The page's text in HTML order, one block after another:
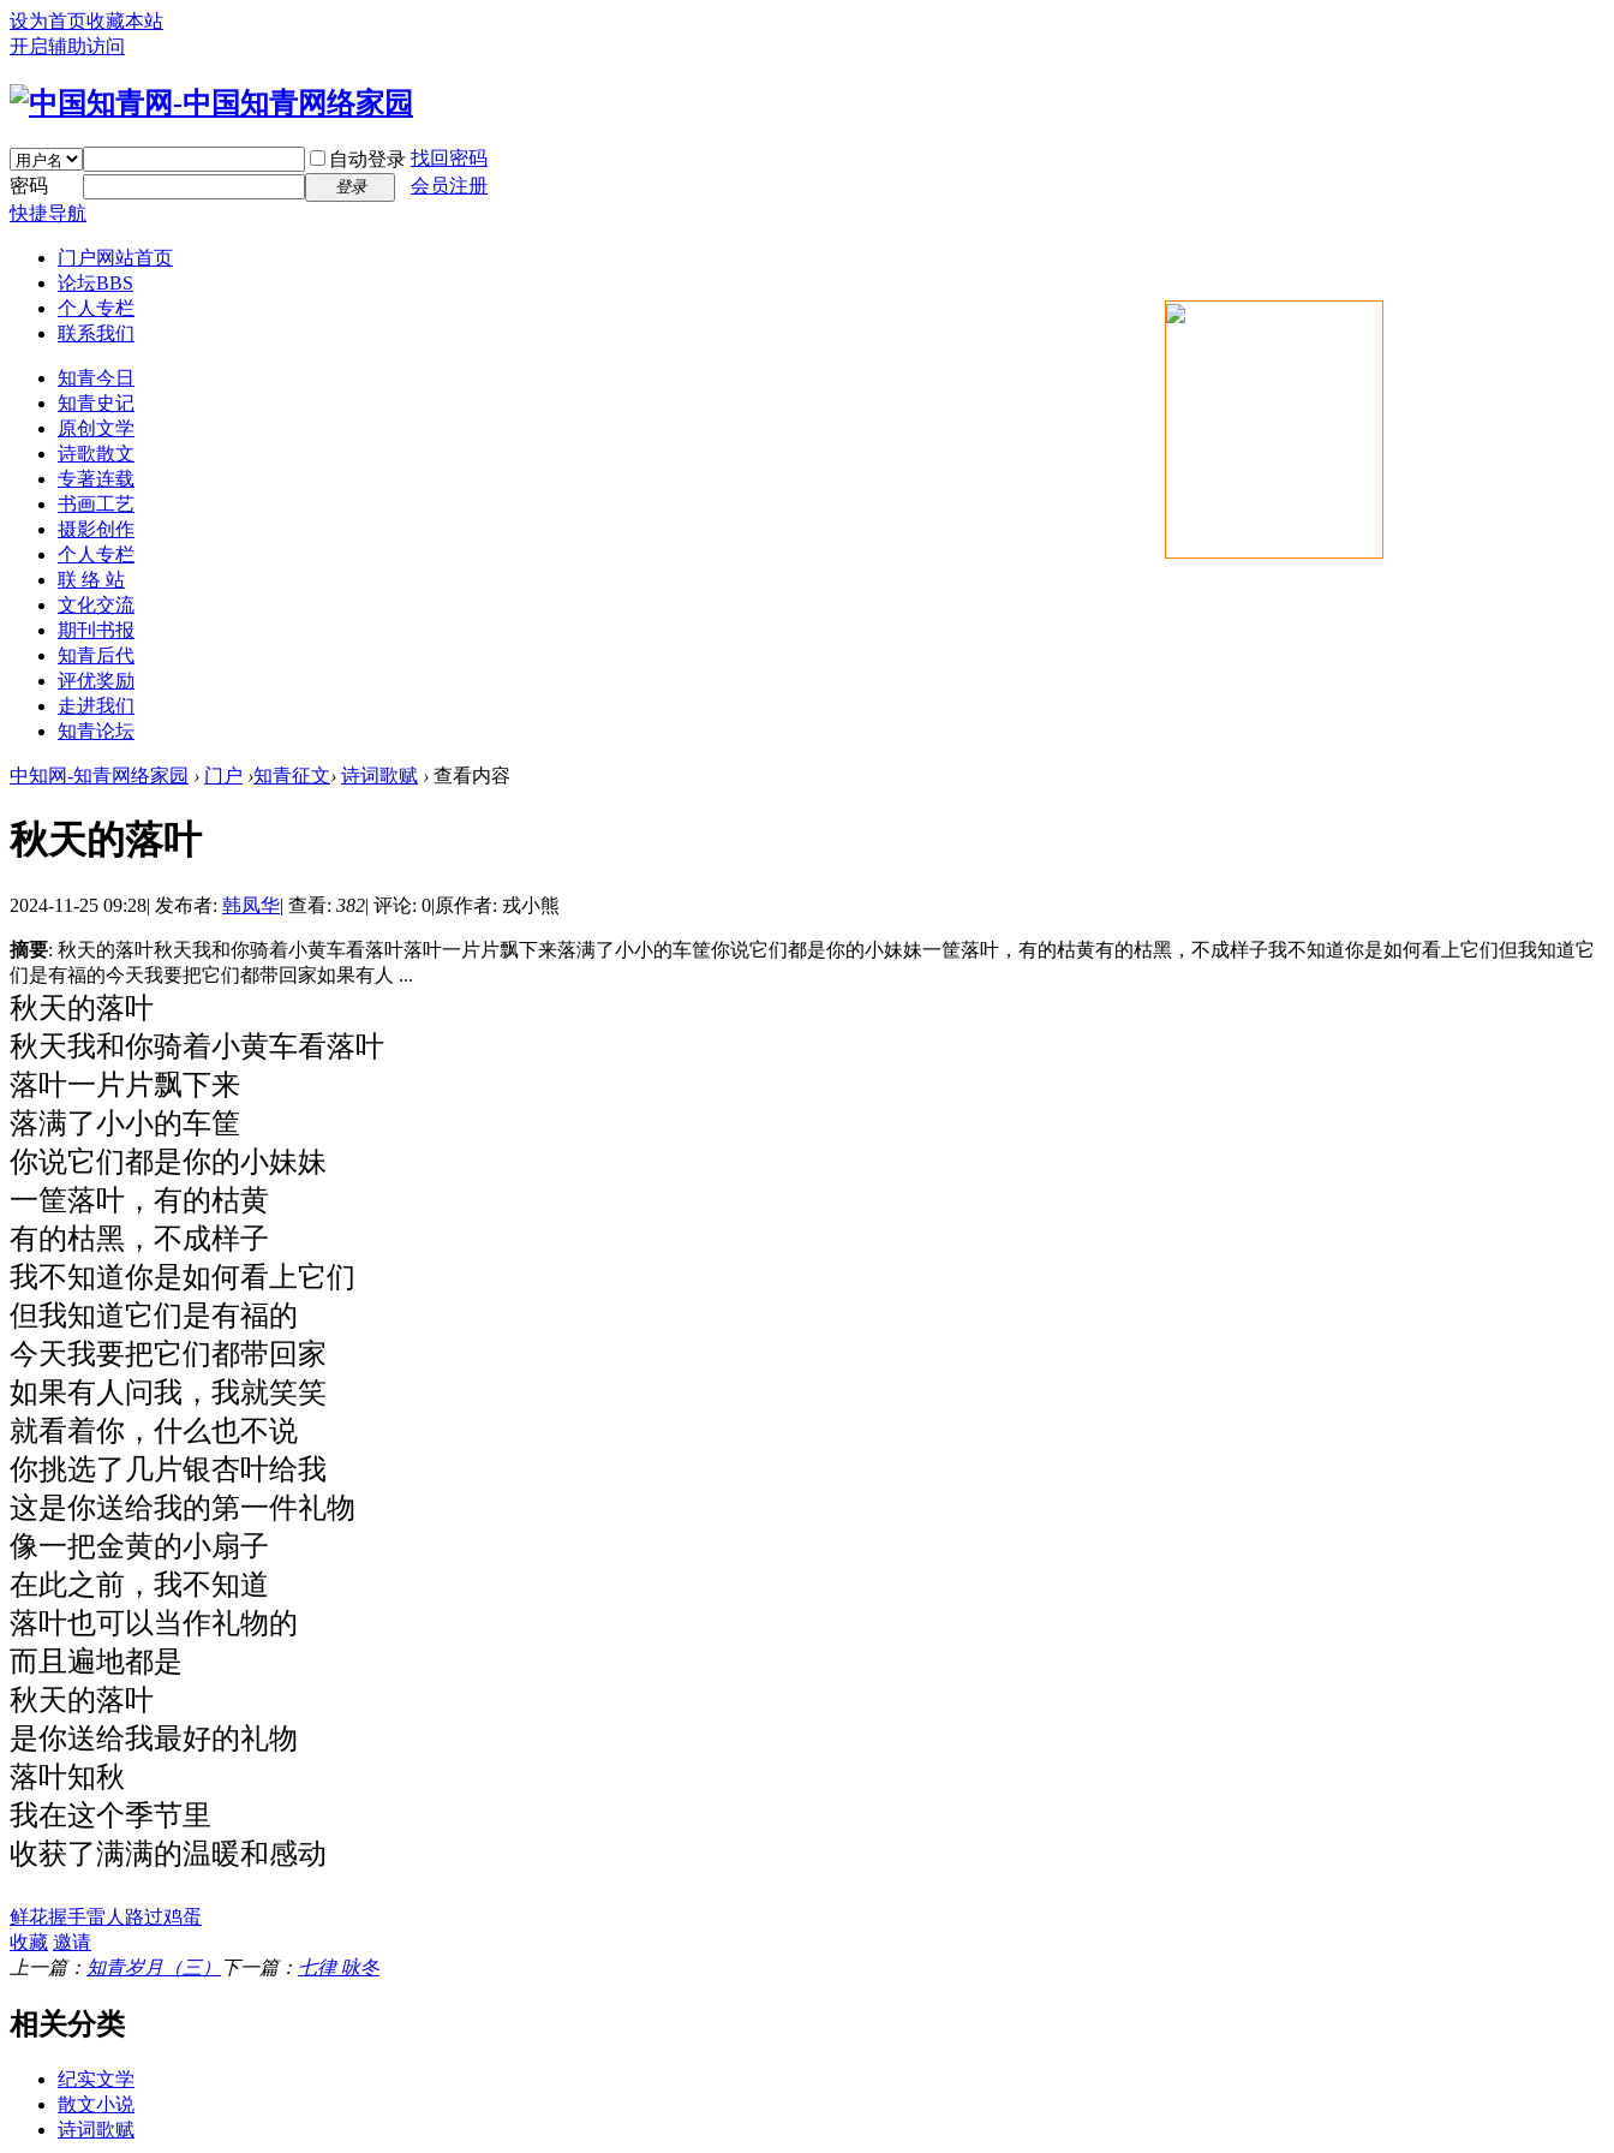
设为首页收藏本站
开启辅助访问
自动登录 找回密码
密码
登录
会员注册
快捷导航
门户网站首页
论坛BBS
个人专栏
联系我们
知青今日
知青史记
原创文学
诗歌散文
专著连载
书画工艺
摄影创作
个人专栏
联 络 站
文化交流
期刊书报
知青后代
评优奖励
走进我们
知青论坛
中知网-知青网络家园 › 门户 ›知青征文› 诗词歌赋 › 查看内容
秋天的落叶
2024-11-25 09:28| 发布者: 韩凤华| 查看: 382| 评论: 0|原作者: 戎小熊
摘要: 秋天的落叶秋天我和你骑着小黄车看落叶落叶一片片飘下来落满了小小的车筐你说它们都是你的小妹妹一筐落叶，有的枯黄有的枯黑，不成样子我不知道你是如何看上它们但我知道它
们是有福的今天我要把它们都带回家如果有人 ...
秋天的落叶
秋天我和你骑着小黄车看落叶
落叶一片片飘下来
落满了小小的车筐
你说它们都是你的小妹妹
一筐落叶，有的枯黄
有的枯黑，不成样子
我不知道你是如何看上它们
但我知道它们是有福的
今天我要把它们都带回家
如果有人问我，我就笑笑
就看着你，什么也不说
你挑选了几片银杏叶给我
这是你送给我的第一件礼物
像一把金黄的小扇子
在此之前，我不知道
落叶也可以当作礼物的
而且遍地都是
秋天的落叶
是你送给我最好的礼物
落叶知秋
我在这个季节里
收获了满满的温暖和感动
鲜花握手雷人 路过鸡蛋
收藏 邀请
上一篇： 知青岁月（三） 下一篇： 七律 咏冬
相关分类
纪实文学
散文小说
诗词歌赋